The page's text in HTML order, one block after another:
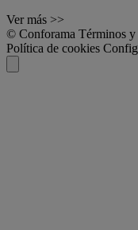
Ver más >>
© Conforama Términos
Política de cookies